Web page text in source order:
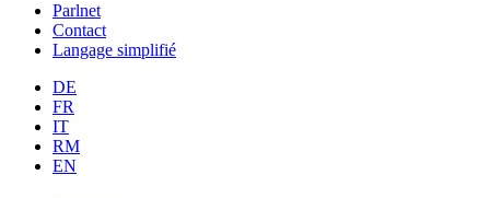
Parlnet
Contact
Langage simplifié
DE
FR
IT
RM
EN